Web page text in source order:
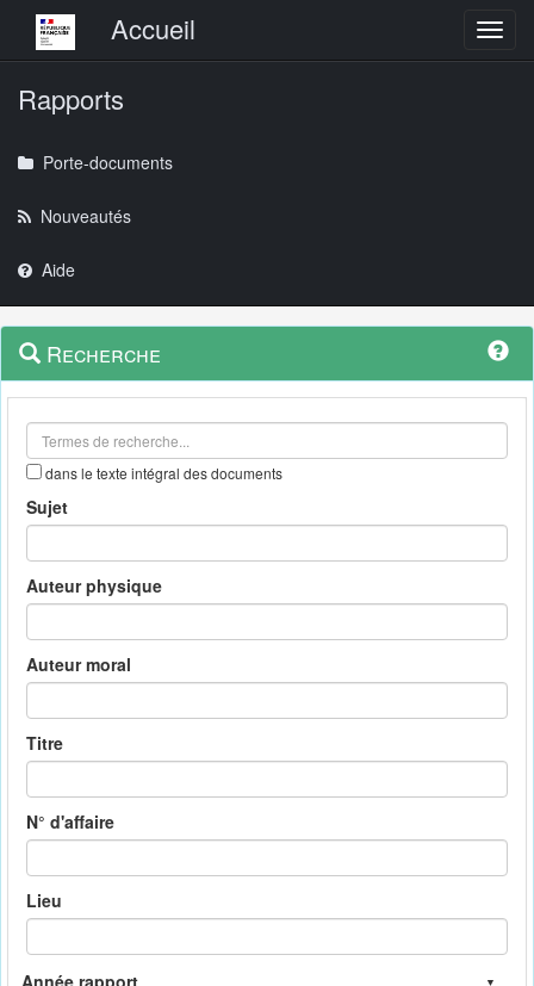
Menu principalAccueil
Rapports
Porte-documents
Nouveautés
Aide
Navigation
outils
Menu
contextuel
Recherche
dans le texte intégral des documents
Sujet
Auteur physique
Auteur moral
Titre
N° d'affaire
Lieu